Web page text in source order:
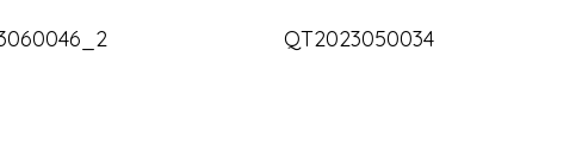
QT2023050034